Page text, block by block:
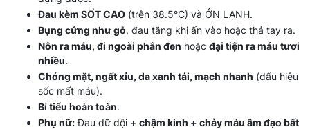
Đau kèm SỐT CAO (trên 38.5°C) và ỚN LẠNH.
Bụng cứng như gỗ, đau tăng khi ấn vào hoặc thả tay ra.
Nôn ra máu, đi ngoài phân đen hoặc đại tiện ra máu tươi
nhiều.
Chóng mặt, ngất xỉu, da xanh tái, mạch nhanh (dấu hiệu
sốc mất máu).
Bí tiểu hoàn toàn.
Phụ nữ:Đau dữ dội + chậm kinh + chảy máu âm đạo bất